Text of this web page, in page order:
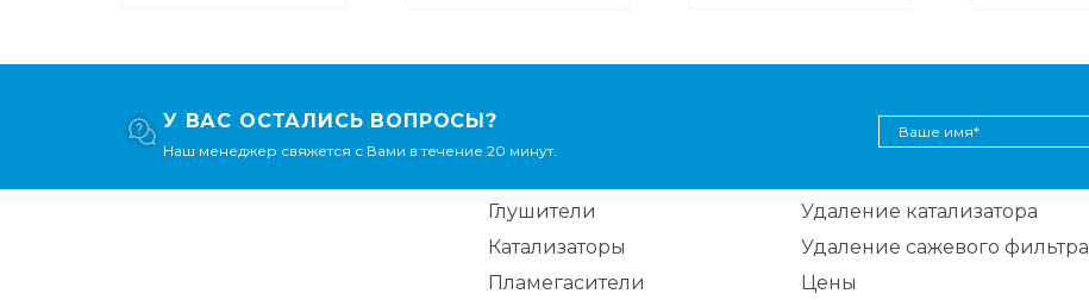
У ВАС ОСТАЛИСЬ ВОПРОСЫ?
Наш менеджер свяжется с Вами в течение 20 минут.
Глушители
Катализаторы
Пламегасители
Удаление катализатора
Удаление сажевого фильтра
Цены